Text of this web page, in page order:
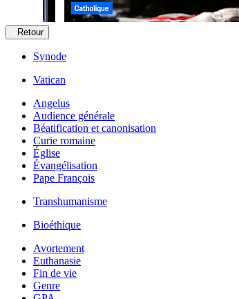
Retour
Synode
Vatican
Angelus
Audience générale
Béatification et canonisation
Curie romaine
Église
Évangélisation
Pape François
Transhumanisme
Bioéthique
Avortement
Euthanasie
Fin de vie
Genre